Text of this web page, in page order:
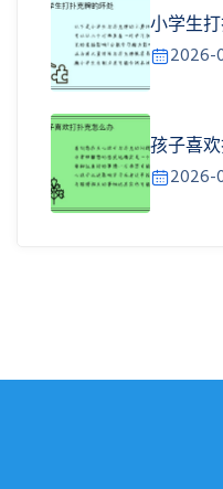
小学生
2026-
孩子喜
2026-